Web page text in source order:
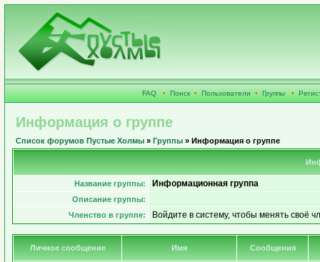
FAQ • Поиск • Пользователи • Группы •
Информация о группе
Список форумов Пустые Холмы » Группы » Информация о группе
Название группы: Информационная группа
Описание группы:
Членство в группе:
Войдите в систему, чтобы менять своё
Личное сообщение Имя Сообщения